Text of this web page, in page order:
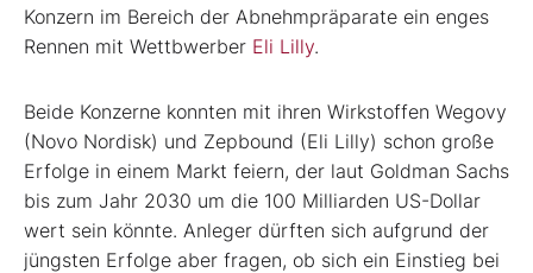
Konzern im Bereich der Abnehmpräparate ein enges
Rennen mit Wettbwerber Eli Lilly.
Beide Konzerne konnten mit ihren Wirkstoffen Wegovy
(Novo Nordisk) und Zepbound (Eli Lilly) schon große
Erfolge in einem Markt feiern, der laut Goldman Sachs
bis zum Jahr 2030 um die 100 Milliarden US-Dollar
wert sein könnte. Anleger dürften sich aufgrund der
jüngsten Erfolge aber fragen, ob sich ein Einstieg bei